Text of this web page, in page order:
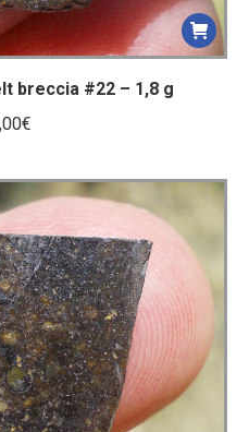
breccia #22 – 1,8 g
€